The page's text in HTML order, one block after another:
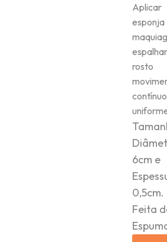
rosto
6cm e
0,5cm.
Feita